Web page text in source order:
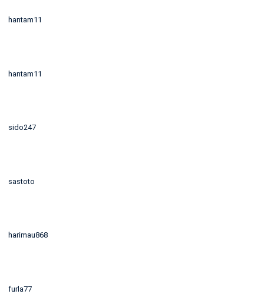
hantam11
hantam11
sido247
sastoto
harimau868
furla77